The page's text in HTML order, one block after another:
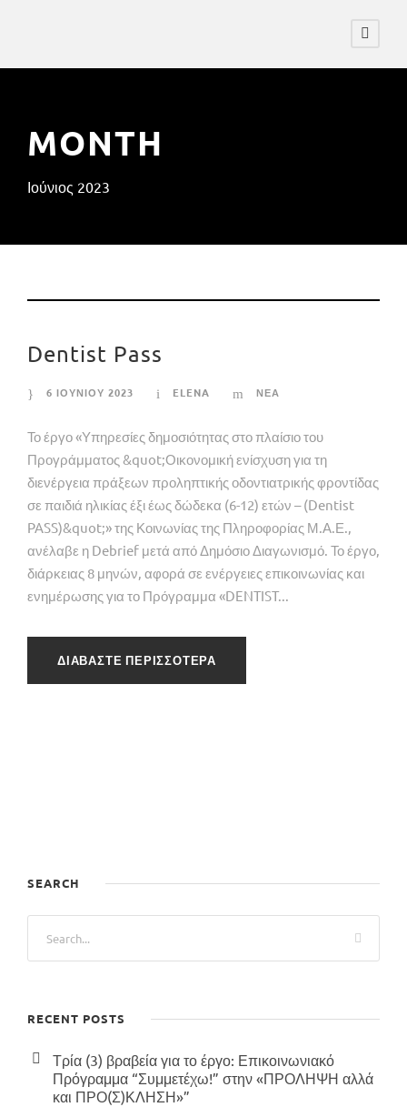
MONTH
Ιούνιος 2023
Dentist Pass
6 ΙΟΥΝΙΟΥ 2023 ELENA ΝΕΑ
Το έργο «Υπηρεσίες δημοσιότητας στο πλαίσιο του
Προγράμματος &quot;Οικονομική ενίσχυση για τη
διενέργεια πράξεων προληπτικής οδοντιατρικής φροντίδας
σε παιδιά ηλικίας έξι έως δώδεκα (6-12) ετών – (Dentist
PASS)&quot;» της Κοινωνίας της Πληροφορίας Μ.Α.Ε.,
ανέλαβε η Debrief μετά από Δημόσιο Διαγωνισμό. Το έργο,
διάρκειας 8 μηνών, αφορά σε ενέργειες επικοινωνίας και
ενημέρωσης για το Πρόγραμμα «DENTIST...
ΔΙΑΒΑΣΤΕ ΠΕΡΙΣΣΟΤΕΡΑ
SEARCH
RECENT POSTS
Τρία (3) βραβεία για το έργο: Επικοινωνιακό
Πρόγραμμα “Συμμετέχω!” στην «ΠΡΟΛΗΨΗ αλλά
και ΠΡΟ(Σ)ΚΛΗΣΗ»”